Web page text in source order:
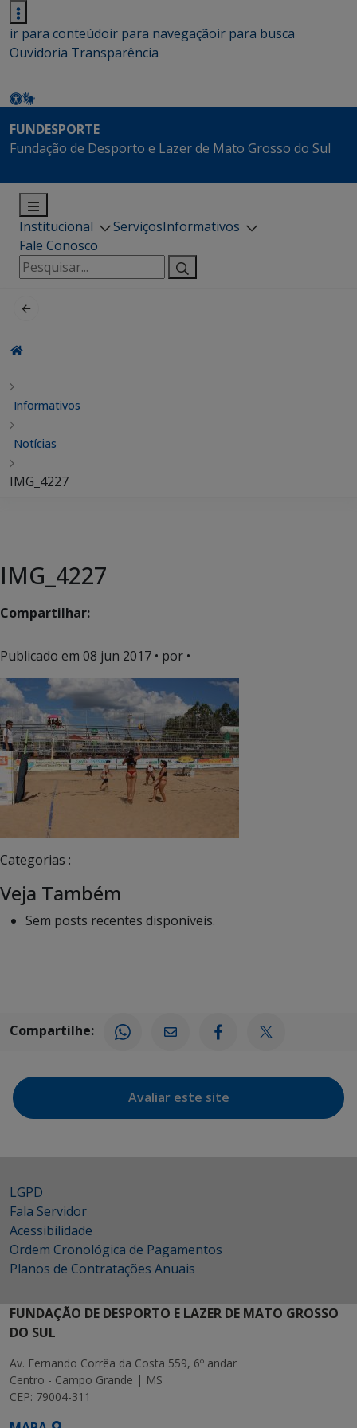
ir para conteúdoir para navegaçãoir para busca
Ouvidoria Transparência
FUNDESPORTE
Fundação de Desporto e Lazer de Mato Grosso do Sul
Institucional ServiçosInformativos
Fale Conosco
Pesquisar
por:
Informativos
Notícias
IMG_4227
IMG_4227
Compartilhar:
Publicado em 08 jun 2017 • por •
Categorias :
Veja Também
Sem posts recentes disponíveis.
Compartilhe:
Avaliar este site
LGPD
Fala Servidor
Acessibilidade
Ordem Cronológica de Pagamentos
Planos de Contratações Anuais
FUNDAÇÃO DE DESPORTO E LAZER DE MATO GROSSO
DO SUL
Av. Fernando Corrêa da Costa 559, 6º andar
Centro - Campo Grande | MS
CEP: 79004-311